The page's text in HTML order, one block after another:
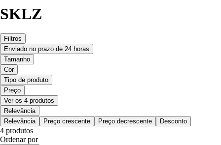
SKLZ
Filtros
Enviado no prazo de 24 horas
Tamanho
Cor
Tipo de produto
Preço
Ver os 4 produtos
Relevância
Relevância
Preço crescente Preço decrescente Desconto
4 produtos
Ordenar por